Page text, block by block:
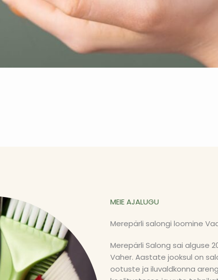
MEIE AJALUGU
Merepärli salongi loomine
Merepärli Salong sai alguse
Vaher. Aastate jooksul on
ootuste ja iluvaldkonna